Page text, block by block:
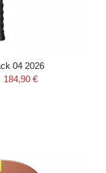
04 2026
184,90 €